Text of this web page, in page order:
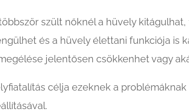
szült nőknél a hüvely kitágulhat,
és a hüvely élettani funkciója is
jelentősen csökkenhet vagy
célja ezeknek a problémáknak